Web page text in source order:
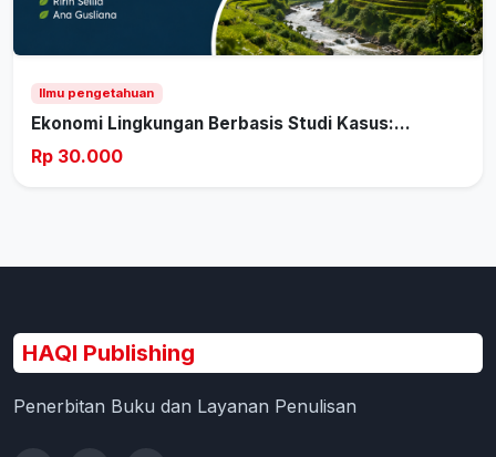
Ilmu pengetahuan
Ekonomi Lingkungan Berbasis Studi Kasus:...
Rp 30.000
HAQI Publishing
Penerbitan Buku dan Layanan Penulisan